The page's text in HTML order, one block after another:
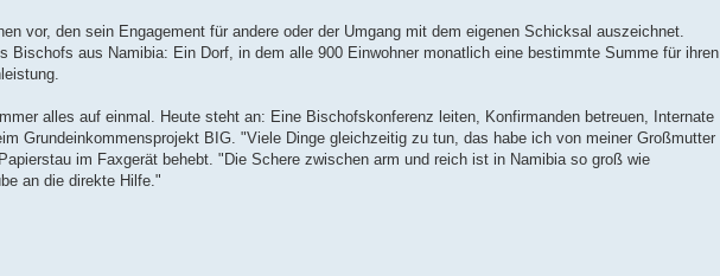
vor, den sein Engagement für andere oder der Umgang mit dem eigenen Schicksal auszeichnet.
Bischofs aus Namibia: Ein Dorf, in dem alle 900 Einwohner monatlich eine bestimmte Summe für ihren
alles auf einmal. Heute steht an: Eine Bischofskonferenz leiten, Konfirmanden betreuen, Internate
Grundeinkommensprojekt BIG. "Viele Dinge gleichzeitig zu tun, das habe ich von meiner Großmutter
im Faxgerät behebt. "Die Schere zwischen arm und reich ist in Namibia so groß wie
an die direkte Hilfe."